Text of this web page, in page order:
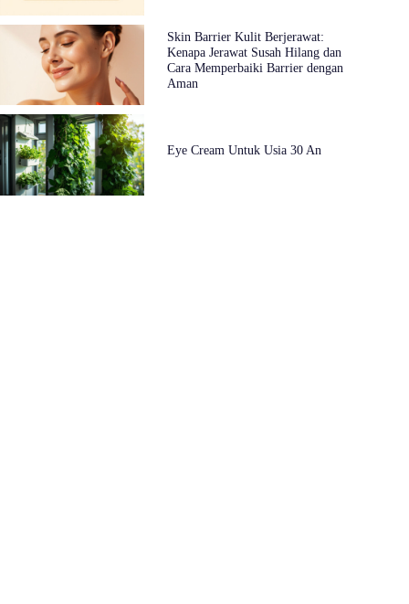
Skin Barrier Kulit Berjerawat:
Kenapa Jerawat Susah Hilang dan
Cara Memperbaiki Barrier dengan
Aman
Eye Cream Untuk Usia 30 An